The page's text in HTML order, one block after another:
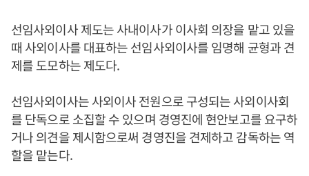
선임사외이사 제도는 사내이사가 이사회 의장을 맡고 있을
때 사외이사를 대표하는 선임사외이사를 임명해 균형과 견
제를 도모하는 제도다.
선임사외이사는 사외이사 전원으로 구성되는 사외이사회
를 단독으로 소집할 수 있으며 경영진에 현안보고를 요구하
거나 의견을 제시함으로써 경영진을 견제하고 감독하는 역
할을 맡는다.